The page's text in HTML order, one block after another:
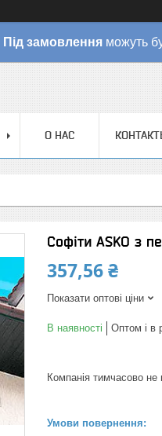
Під замовлення можуть
О НАС
Софіти ASKO з
357,56 ₴
Показати оптові ціни
В наявності Оптом і в
Компанія тимчасово